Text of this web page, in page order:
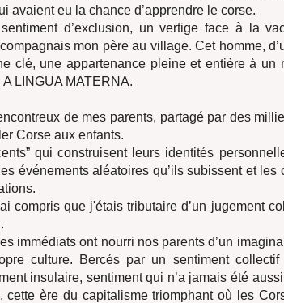
avaient eu la chance d’apprendre le corse.
sentiment d’exclusion, un vertige face à la
mon père au village. Cet homme,
clé, une appartenance pleine et entière à un
LINGUA MATERNA.
de mes parents, partagé par des
Corse aux enfants.
qui construisent leurs identités
événements aléatoires qu’ils subissent et
compris que j'étais tributaire d’un jugement
immédiats ont nourri nos parents d’un
culture. Bercés par un sentiment
insulaire, sentiment qui n’a jamais été
cette ère du capitalisme triomphant où les